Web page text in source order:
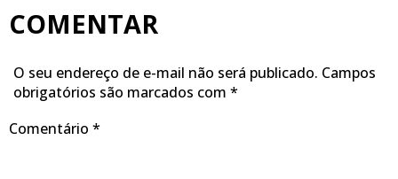
COMENTAR
O seu endereço de e-mail não será publicado. Campos
obrigatórios são marcados com *
Comentário *